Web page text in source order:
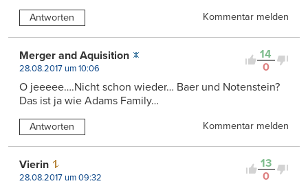
Antworten Kommentar melden
14
0
Merger and Aquisition
28.08.2017 um 10:06
O jeeeee….Nicht schon wieder… Baer und Notenstein?
Das ist ja wie Adams Family…
Antworten Kommentar melden
13
0
Vierin
28.08.2017 um 09:32